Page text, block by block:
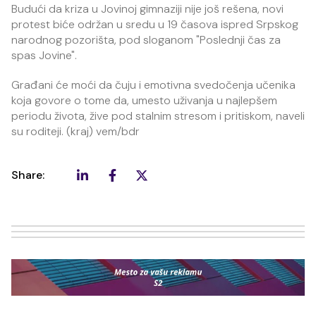
Budući da kriza u Jovinoj gimnaziji nije još rešena, novi
protest biće održan u sredu u 19 časova ispred Srpskog
narodnog pozorišta, pod sloganom "Poslednji čas za
spas Jovine".
Građani će moći da čuju i emotivna svedočenja učenika
koja govore o tome da, umesto uživanja u najlepšem
periodu života, žive pod stalnim stresom i pritiskom, naveli
su roditeji. (kraj) vem/bdr
Share: